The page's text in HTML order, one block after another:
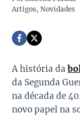
Artigos, Novidades
A história da
da Segunda
na década de
novo papel na